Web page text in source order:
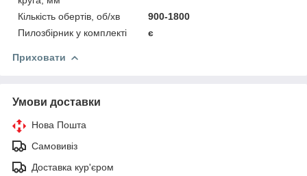
Кількість обертів, об/хв
900-1800
Пилозбірник у комплекті
є
Приховати
Умови доставки
Нова Пошта
Самовивіз
Доставка кур'єром